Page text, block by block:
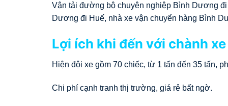
Vận tải đường bộ chuyên nghiệp Bình Dương
Dương đi Huế, nhà xe vận chuyển hàng Bình
Lợi ích khi đến với chành
Hiện đội xe gồm 70 chiếc, từ 1 tấn đến 35 tấn,
Chi phí cạnh tranh thị trường, giá rẻ bất ngờ.